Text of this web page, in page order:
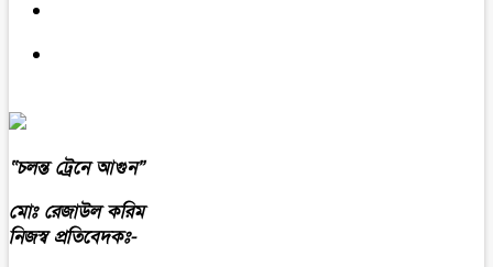
“চলন্ত ট্রেনে আগুন”
মোঃ রেজাউল করিম
নিজস্ব প্রতিবেদকঃ-